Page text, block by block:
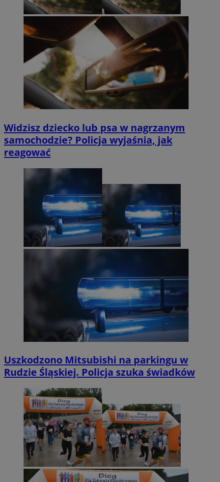
Widzisz dziecko lub psa w nagrzanym
samochodzie? Policja wyjaśnia, jak
reagować
Uszkodzono Mitsubishi na parkingu w
Rudzie Śląskiej. Policja szuka świadków